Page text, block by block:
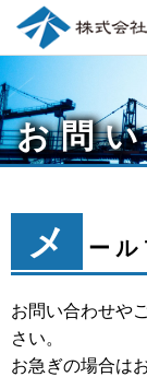
お問
メ ール
お問い合わせや
さい。
お急ぎの場合は